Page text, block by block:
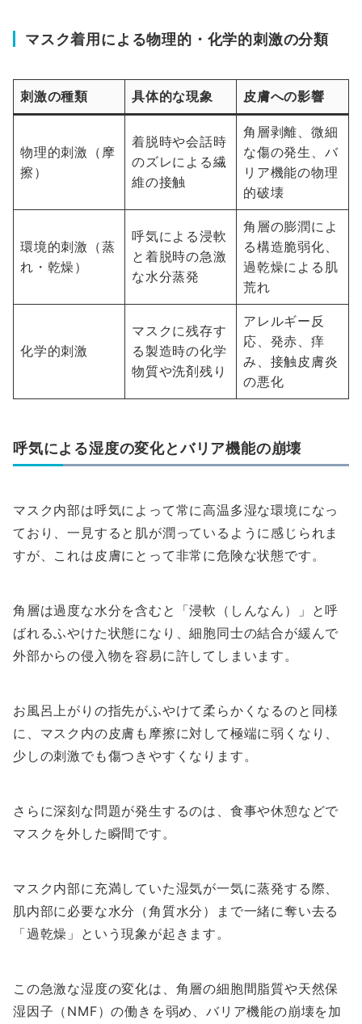
マスク着用による物理的・化学的刺激の分類
刺激の種類 具体的な現象 皮膚への影響
物理的刺激（摩
擦）
着脱時や会話時
のズレによる繊
維の接触
角層剥離、微細
な傷の発生、バ
リア機能の物理
的破壊
環境的刺激（蒸
れ・乾燥）
呼気による浸軟
と着脱時の急激
な水分蒸発
角層の膨潤によ
る構造脆弱化、
過乾燥による肌
荒れ
化学的刺激
マスクに残存す
る製造時の化学
物質や洗剤残り
アレルギー反
応、発赤、痒
み、接触皮膚炎
の悪化
呼気による湿度の変化とバリア機能の崩壊
マスク内部は呼気によって常に高温多湿な環境になっ
ており、一見すると肌が潤っているように感じられま
すが、これは皮膚にとって非常に危険な状態です。
角層は過度な水分を含むと「浸軟（しんなん）」と呼
ばれるふやけた状態になり、細胞同士の結合が緩んで
外部からの侵入物を容易に許してしまいます。
お風呂上がりの指先がふやけて柔らかくなるのと同様
に、マスク内の皮膚も摩擦に対して極端に弱くなり、
少しの刺激でも傷つきやすくなります。
さらに深刻な問題が発生するのは、食事や休憩などで
マスクを外した瞬間です。
マスク内部に充満していた湿気が一気に蒸発する際、
肌内部に必要な水分（角質水分）まで一緒に奪い去る
「過乾燥」という現象が起きます。
この急激な湿度の変化は、角層の細胞間脂質や天然保
湿因子（NMF）の働きを弱め、バリア機能の崩壊を加